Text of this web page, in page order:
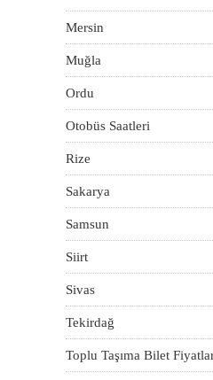
Mersin
Muğla
Ordu
Otobüs Saatleri
Rize
Sakarya
Samsun
Siirt
Sivas
Tekirdağ
Toplu Taşıma Bilet